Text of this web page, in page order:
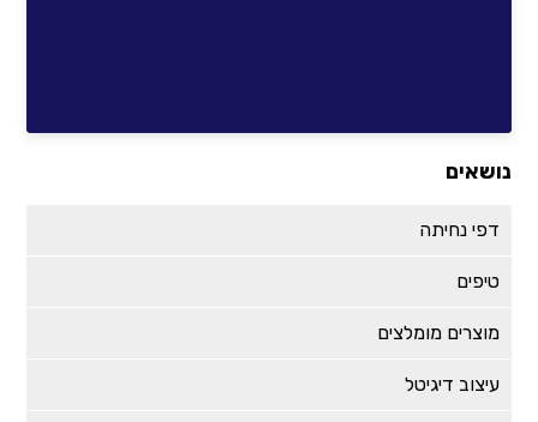
נושאים
דפי נחיתה
טיפים
מוצרים מומלצים
עיצוב דיגיטל